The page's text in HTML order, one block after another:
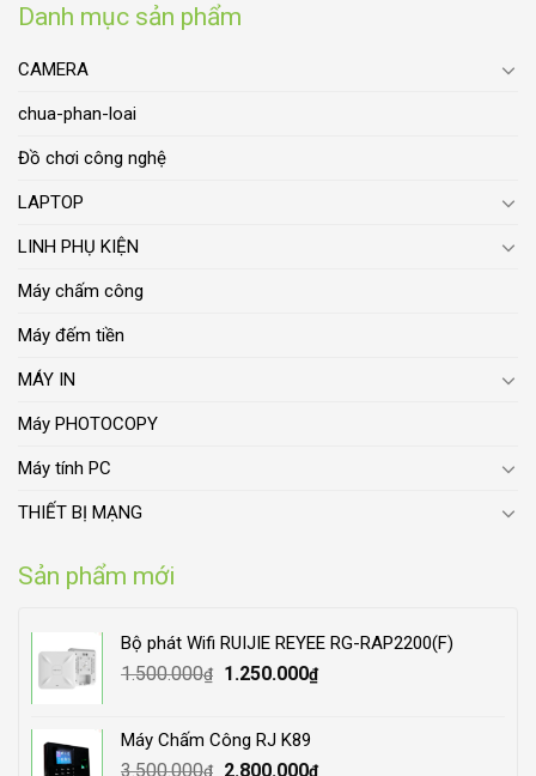
Danh mục sản phẩm
CAMERA
chua-phan-loai
Đồ chơi công nghệ
LAPTOP
LINH PHỤ KIỆN
Máy chấm công
Máy đếm tiền
MÁY IN
Máy PHOTOCOPY
Máy tính PC
THIẾT BỊ MẠNG
Sản phẩm mới
Bộ phát Wifi RUIJIE REYEE RG-RAP2200(F)
1.500.000₫
Original
1.500.000₫.
1.250.000₫Current
Máy Chấm Công RJ K89
3.500.000₫
Original
2.800.000₫Current